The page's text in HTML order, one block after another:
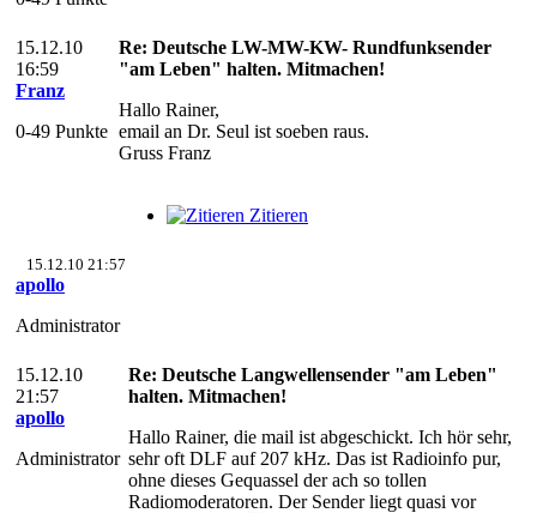
15.12.10
16:59
Franz
0-49 Punkte
Re: Deutsche LW-MW-KW- Rundfunksender
"am Leben" halten. Mitmachen!
Hallo Rainer,
email an Dr. Seul ist soeben raus.
Gruss Franz
Zitieren
15.12.10 21:57
apollo
Administrator
15.12.10
21:57
apollo
Administrator
Re: Deutsche Langwellensender "am Leben"
halten. Mitmachen!
Hallo Rainer, die mail ist abgeschickt. Ich hör sehr,
sehr oft DLF auf 207 kHz. Das ist Radioinfo pur,
ohne dieses Gequassel der ach so tollen
Radiomoderatoren. Der Sender liegt quasi vor